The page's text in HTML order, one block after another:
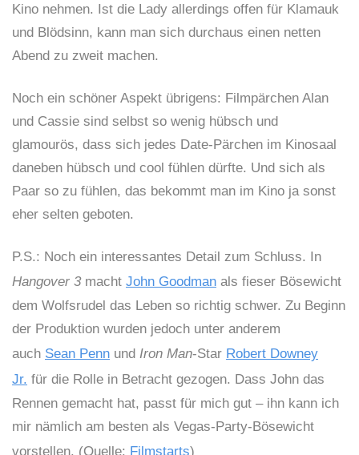
Kino nehmen. Ist die Lady allerdings offen für Klamauk
und Blödsinn, kann man sich durchaus einen netten
Abend zu zweit machen.
Noch ein schöner Aspekt übrigens: Filmpärchen Alan
und Cassie sind selbst so wenig hübsch und
glamourös, dass sich jedes Date-Pärchen im Kinosaal
daneben hübsch und cool fühlen dürfte. Und sich als
Paar so zu fühlen, das bekommt man im Kino ja sonst
eher selten geboten.
P.S.: Noch ein interessantes Detail zum Schluss. In
Hangover 3macht John Goodman als fieser Bösewicht
dem Wolfsrudel das Leben so richtig schwer. Zu Beginn
der Produktion wurden jedoch unter anderem
auch Sean Penn und Iron Man-Star Robert Downey
Jr. für die Rolle in Betracht gezogen. Dass John das
Rennen gemacht hat, passt für mich gut – ihn kann ich
mir nämlich am besten als Vegas-Party-Bösewicht
vorstellen. (Quelle: Filmstarts)